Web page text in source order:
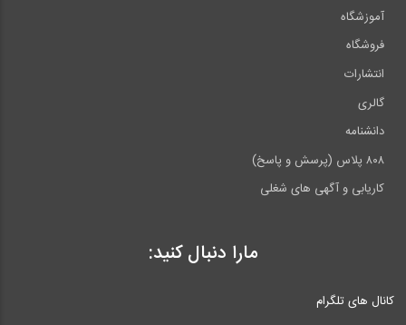
آموزشگاه
فروشگاه
انتشارات
گالری
دانشنامه
۸۰۸ پلاس (پرسش و پاسخ)
کاریابی و آگهی های شغلی
مارا دنبال کنید:
کانال های تلگرام